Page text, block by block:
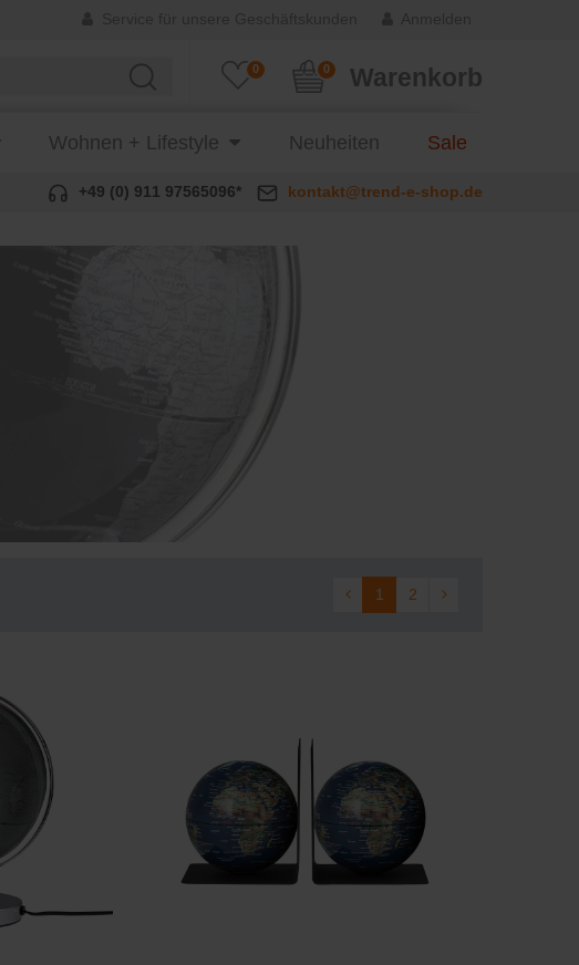
0 Warenkorb
0
Wohnen + Lifestyle Neuheiten Sale
+49 (0) 911 97565096* kontakt@trend-e-shop.de
1 2